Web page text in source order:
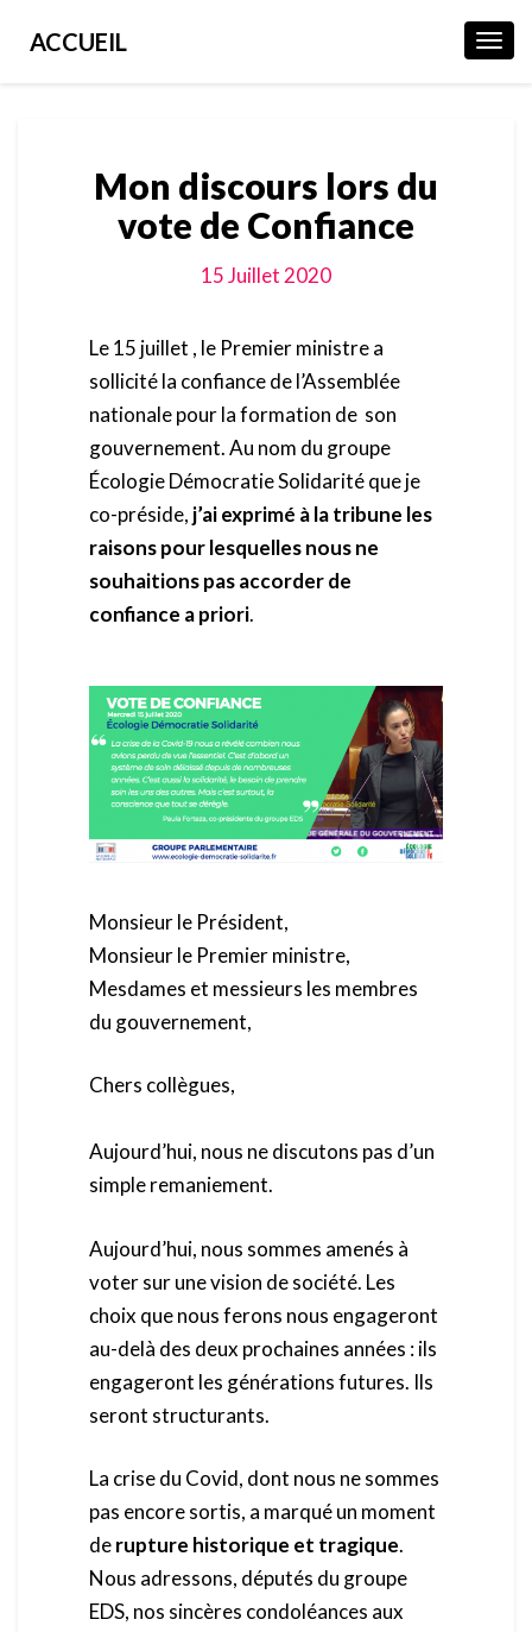
ACCUEIL
Mon discours lors du
vote de Confiance
15 Juillet 2020
Le 15 juillet , le Premier ministre a
sollicité la confiance de l’Assemblée
nationale pour la formation de son
gouvernement. Au nom du groupe
Écologie Démocratie Solidarité que je
co-préside, j’ai exprimé à la tribune les
raisons pour lesquellesnous ne
souhaitions pas accorder de
confiance a priori.
Monsieur le Président,
Monsieur le Premier ministre,
Mesdames et messieurs les membres
du gouvernement,
Chers collègues,
Aujourd’hui, nous ne discutons pas d’un
simple remaniement.
Aujourd’hui, nous sommes amenés à
voter sur une vision de société. Les
choix que nous ferons nous engageront
au-delà des deux prochaines années : ils
engageront les générations futures. Ils
seront structurants.
La crise du Covid, dont nous ne sommes
pas encore sortis, a marqué un moment
derupture historique et tragique.
Nous adressons, députés du groupe
EDS, nos sincères condoléances aux